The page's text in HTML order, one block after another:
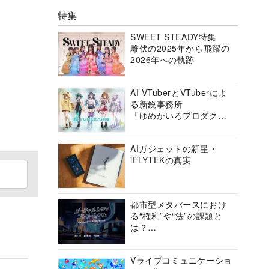
特集
SWEET STEADY特集
雌伏の2025年から飛躍の
2026年への軌跡
AI VTuberとVTuberによ
る新鋭事務所
「ゆめかいろプロダクシ
AIガジェットの新星・
iFLYTEKの真実
都市型メタバースにおけ
る“権利”や“法”の課題と
は？
ーシアムの挑戦に迫る
Vライブコミュニケーショ